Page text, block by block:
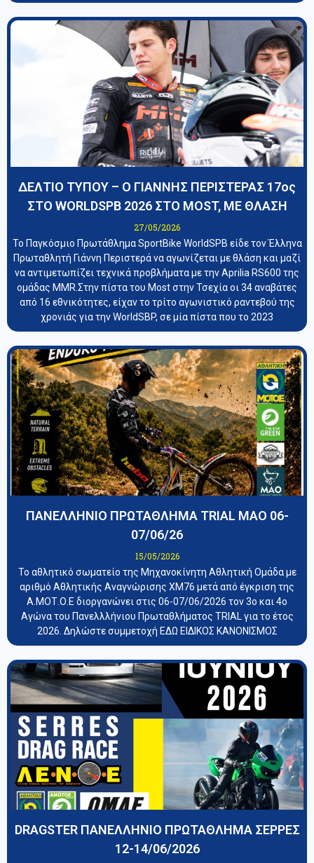
ΔΕΛΤΙΟ ΤΥΠΟΥ – Ο ΓΙΑΝΝΗΣ ΠΕΡΙΣΤΕΡΑΣ 17ος
ΣΤΟ WORLDSPB 2026 ΣΤΟ MOST, ΜΕ ΘΛΑΣΗ
27/05/2026
Το Παγκόσμιο Πρωτάθλημα SportBike WorldSPB είδε τον Έλληνα
Πρωταθλητή Γιάννη Περιστερά να αγωνίζεται με θλάση και μαζί
να αντιμετωπίζει τεχνικά προβλήματα με την Aprilia RS600 της
ομάδας MMR.Στην πίστα του Most στην Τσεχία οι 34 αναβάτες
από 16 εθνικότητες, είχαν το τρίτο αγωνιστικό ραντεβού της
χρονιάς για την WorldSBP, σε μία πίστα που το 2023
ΠΑΝΕΛΛΗΝΙΟ ΠΡΩΤΑΘΛΗΜΑ TRIAL ΜΑΟ 06-
07/06/26
15/05/2026
Το αθλητικό σωματείο της Μηχανοκίνητη Αθλητική Ομάδα με
αριθμό Αθλητικής Αναγνώρισης ΧΜ76 μετά από έγκριση της
Α.ΜΟΤ.Ο.Ε διοργανώνει στις 06-07/06/2026 τον 3ο και 4ο
Αγώνα του Πανελλλήνιου Πρωταθλήματος TRIAL για το έτος
2026. Δηλώστε συμμετοχή ΕΔΩ ΕΙΔΙΚΟΣ ΚΑΝΟΝΙΣΜΟΣ
DRAGSTER ΠΑΝΕΛΛΗΝΙΟ ΠΡΩΤΑΘΛΗΜΑ ΣΕΡΡΕΣ
12-14/06/2026